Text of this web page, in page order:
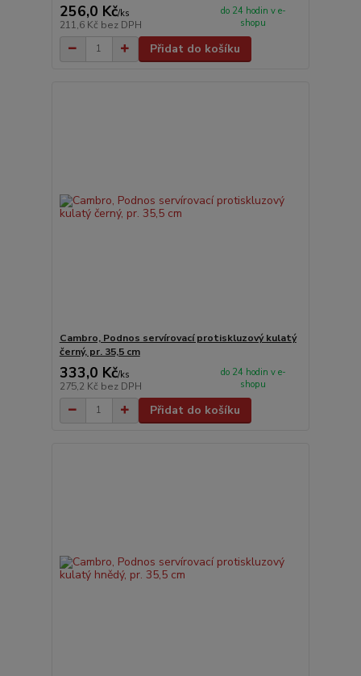
256,0 Kč/ks
211,6 Kč bez DPH
do 24 hodin v e-
shopu
Přidat do košíku
Cambro, Podnos servírovací protiskluzový kulatý
černý, pr. 35,5 cm
333,0 Kč/ks
275,2 Kč bez DPH
do 24 hodin v e-
shopu
Přidat do košíku